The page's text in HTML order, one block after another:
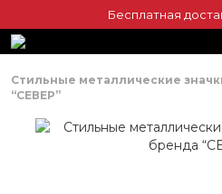
Бесплатная
Стильные металлические
“СЕВЕР”